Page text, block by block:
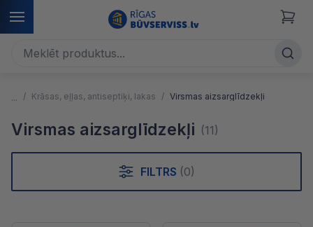
Krāsas, eļļas, antiseptiķi, lakas Virsmas aizsarglīdzekļi
Virsmas aizsarglīdzekļi (11)
FILTRS (0)